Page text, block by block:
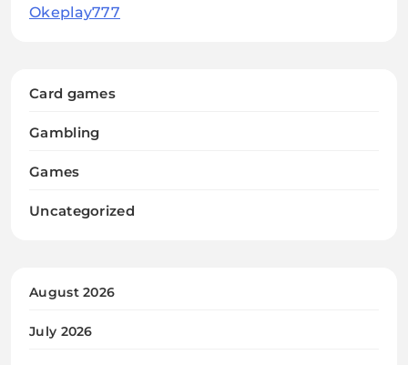
Okeplay777
Card games
Gambling
Games
Uncategorized
August 2026
July 2026